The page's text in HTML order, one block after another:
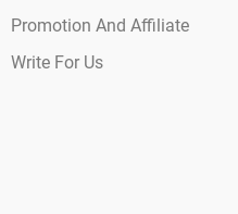
Promotion And Affiliate
Write For Us